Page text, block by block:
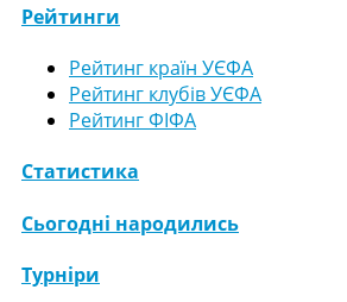
Рейтинги
Рейтинг країн УЄФА
Рейтинг клубів УЄФА
Рейтинг ФІФА
Статистика
Сьогодні народились
Турніри